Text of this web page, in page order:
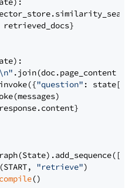
retrieved_docs}
):
.join(doc.page_content
"question" : state[
"retrieve")
compile